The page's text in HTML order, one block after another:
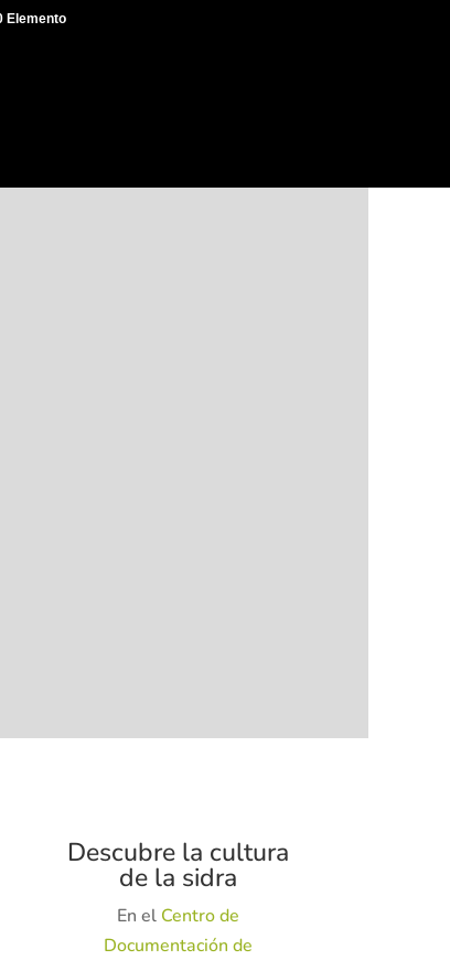
Descubre la cultura
de la sidra
En el Centro de
Documentación de